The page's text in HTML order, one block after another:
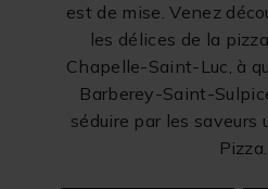
est de mise. Venez
les délices de la
Chapelle-Saint-Luc, à
Barberey-Saint-
séduire par les saveurs
Pizza.